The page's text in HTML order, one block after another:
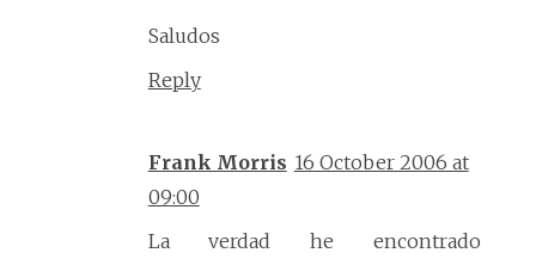
Saludos
Reply
Frank Morris 16 October 2006 at
09:00
La verdad he encontrado